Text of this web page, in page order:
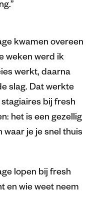
kwamen overeen
weken werd ik
werkt, daarna
slag. Dat werkte
bij fresh
het is een gezellig
waar je je snel thuis
lopen bij fresh
en wie weet neem